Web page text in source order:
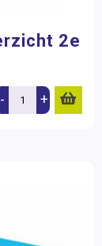
2e
- +